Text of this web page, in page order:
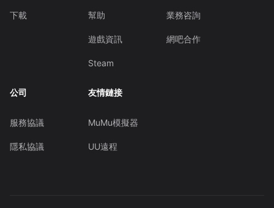
下載 幫助
遊戲資訊
Steam
業務咨詢
網吧合作
公司
服務協議
隱私協議
友情鏈接
MuMu模擬器
UU遠程